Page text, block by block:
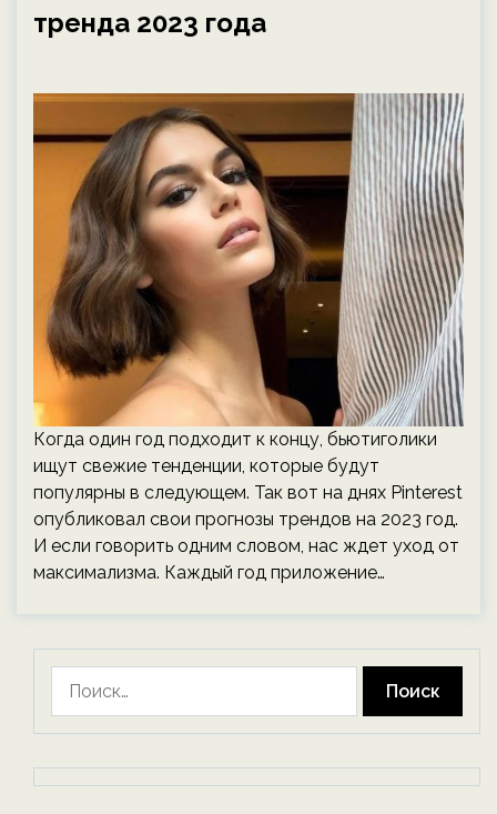
тренда 2023 года
Когда один год подходит к концу, бьютиголики
ищут свежие тенденции, которые будут
популярны в следующем. Так вот на днях Pinterest
опубликовал свои прогнозы трендов на 2023 год.
И если говорить одним словом, нас ждет уход от
максимализма. Каждый год приложение…